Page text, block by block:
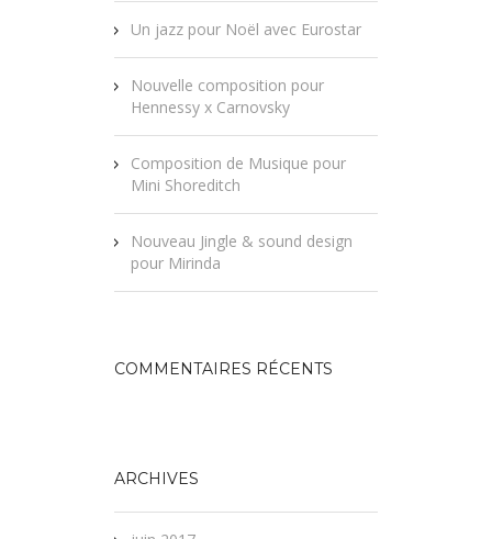
Un jazz pour Noël avec Eurostar
Nouvelle composition pour
Hennessy x Carnovsky
Composition de Musique pour
Mini Shoreditch
Nouveau Jingle & sound design
pour Mirinda
COMMENTAIRES RÉCENTS
ARCHIVES